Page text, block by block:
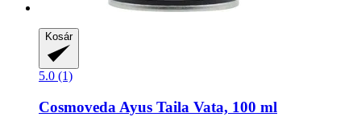
Kosár
5.0 (1)
Cosmoveda Ayus Taila Vata, 100 ml